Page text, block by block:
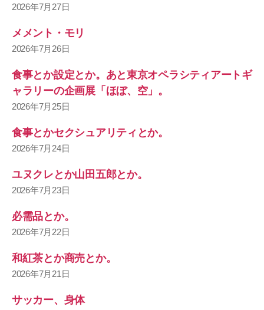
2026年7月27日
メメント・モリ
2026年7月26日
食事とか設定とか。あと東京オペラシティアートギ
ャラリーの企画展「ほぼ、空」。
2026年7月25日
食事とかセクシュアリティとか。
2026年7月24日
ユヌクレとか山田五郎とか。
2026年7月23日
必需品とか。
2026年7月22日
和紅茶とか商売とか。
2026年7月21日
サッカー、身体